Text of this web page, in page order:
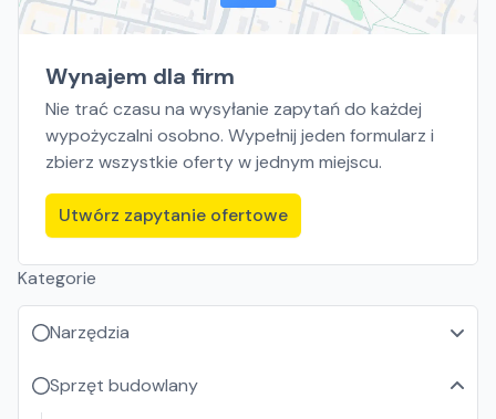
Wynajem dla firm
Nie trać czasu na wysyłanie zapytań do każdej
wypożyczalni osobno. Wypełnij jeden formularz i
zbierz wszystkie oferty w jednym miejscu.
Utwórz zapytanie ofertowe
Kategorie
Narzędzia
Sprzęt budowlany